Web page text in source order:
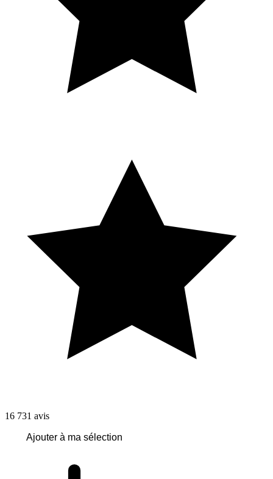
16 731 avis
Ajouter à ma sélection